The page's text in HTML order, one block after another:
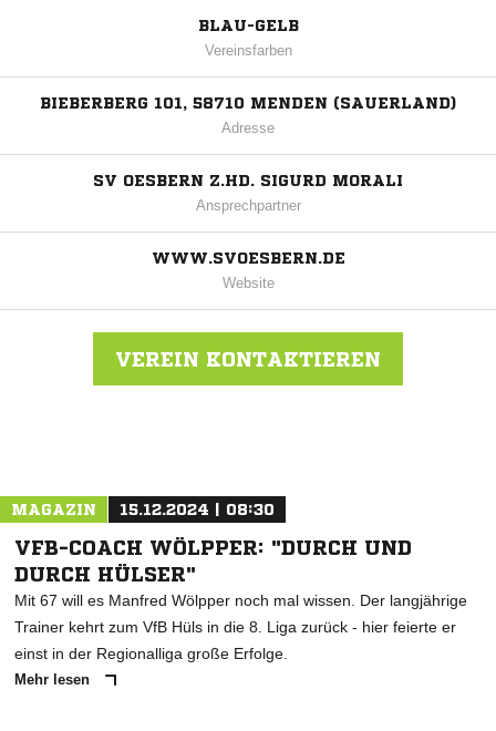
BLAU-GELB
Vereinsfarben
BIEBERBERG 101, 58710 MENDEN (SAUERLAND)
Adresse
SV OESBERN Z.HD. SIGURD MORALI
Ansprechpartner
WWW.SVOESBERN.DE
Website
VEREIN KONTAKTIEREN
MAGAZIN 15.12.2024 | 08:30
VFB-COACH WÖLPPER: "DURCH UND
DURCH HÜLSER"
Mit 67 will es Manfred Wölpper noch mal wissen. Der langjährige
Trainer kehrt zum VfB Hüls in die 8. Liga zurück - hier feierte er
einst in der Regionalliga große Erfolge.
Mehr lesen